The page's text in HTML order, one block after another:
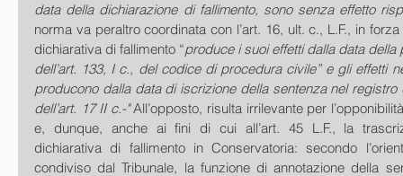
data della dichiarazione di fallimento, sono senza effetto
norma va peraltro coordinata con l’art. 16, ult. c., L.F., in
dichiarativa di fallimento “produce i suoi effetti dalla data
dell’art. 133, I c., del codice di procedura civile” e gli effetti
producono dalla data di iscrizione della sentenza nel registro
dell’art. 17 II c.-" All’opposto, risulta irrilevante per
e, dunque, anche ai fini di cui all’art. 45 L.F., la
dichiarativa di fallimento in Conservatoria: secondo
condiviso dal Tribunale, la funzione di annotazione della